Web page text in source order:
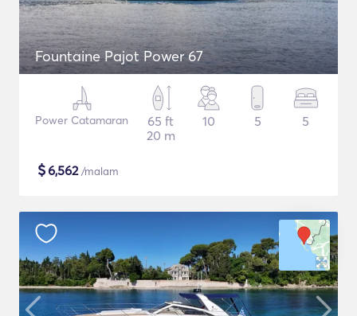
Fountaine Pajot Power 67
Power Catamaran
65 ft
20 m
10 5 5
$6,562/malam